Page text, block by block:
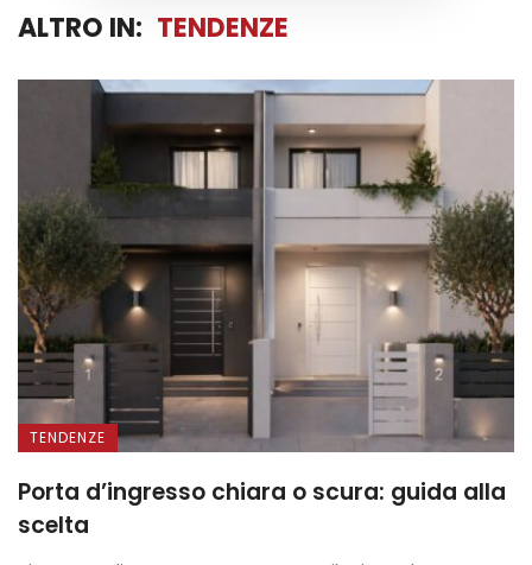
ALTRO IN: TENDENZE
TENDENZE
Porta d’ingresso chiara o scura: guida alla
scelta